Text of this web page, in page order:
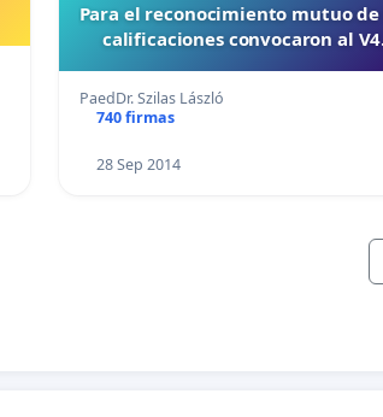
Para el reconocimiento mutuo de
calificaciones convocaron al
PaedDr. Szilas László
740 firmas
28 Sep 2014